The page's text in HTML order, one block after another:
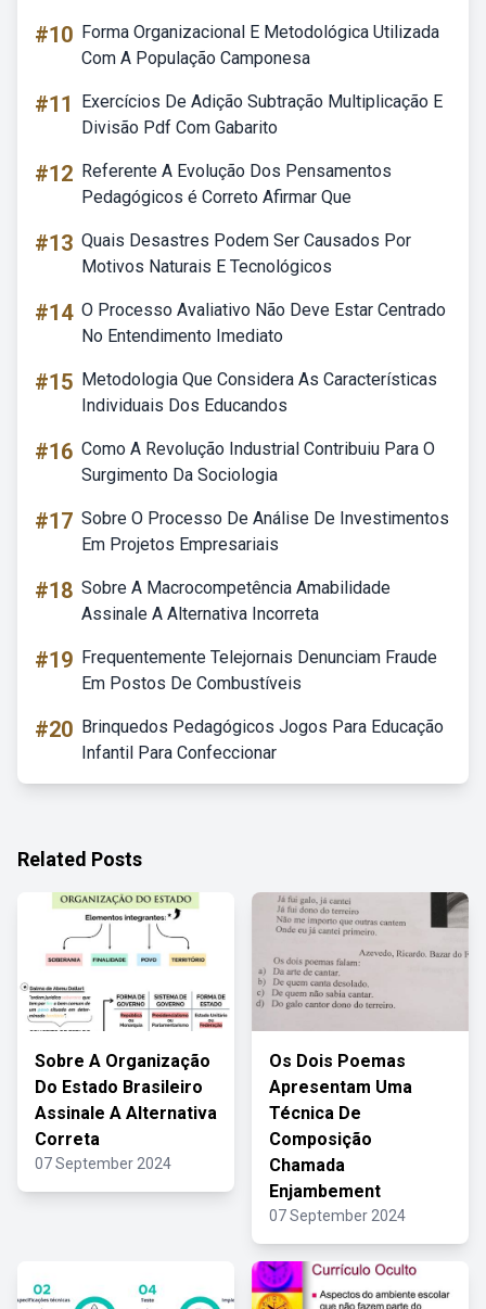
#10 Forma Organizacional E Metodológica Utilizada
Com A População Camponesa
#11
Exercícios De Adição Subtração Multiplicação E
Divisão Pdf Com Gabarito
#12 Referente A Evolução Dos Pensamentos
Pedagógicos é Correto Afirmar Que
#13 Quais Desastres Podem Ser Causados Por
Motivos Naturais E Tecnológicos
#14 O Processo Avaliativo Não Deve Estar Centrado
No Entendimento Imediato
#15 Metodologia Que Considera As Características
Individuais Dos Educandos
#16 Como A Revolução Industrial Contribuiu Para O
Surgimento Da Sociologia
#17 Sobre O Processo De Análise De Investimentos
Em Projetos Empresariais
#18 Sobre A Macrocompetência Amabilidade
Assinale A Alternativa Incorreta
#19 Frequentemente Telejornais Denunciam Fraude
Em Postos De Combustíveis
#20 Brinquedos Pedagógicos Jogos Para Educação
Infantil Para Confeccionar
Related Posts
Sobre A Organização
Do Estado Brasileiro
Assinale A Alternativa
Correta
07 September 2024
Os Dois Poemas
Apresentam Uma
Técnica De
Composição
Chamada
Enjambement
07 September 2024